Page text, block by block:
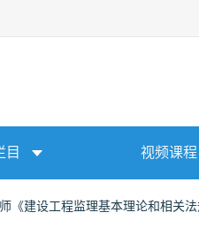
目 视频课程
《建设工程监理基本理论和相关